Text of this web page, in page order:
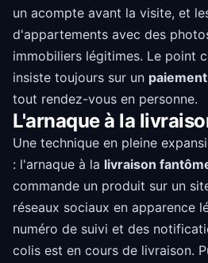
un acompte avant la visite, et
d'appartements avec des
immobiliers légitimes. Le point
insiste toujours sur un
tout rendez-vous en personne.
L'arnaque à la
Une technique en pleine
: l'arnaque à la livraison
commande un produit sur un
réseaux sociaux en apparence
numéro de suivi et des
colis est en cours de livraison.